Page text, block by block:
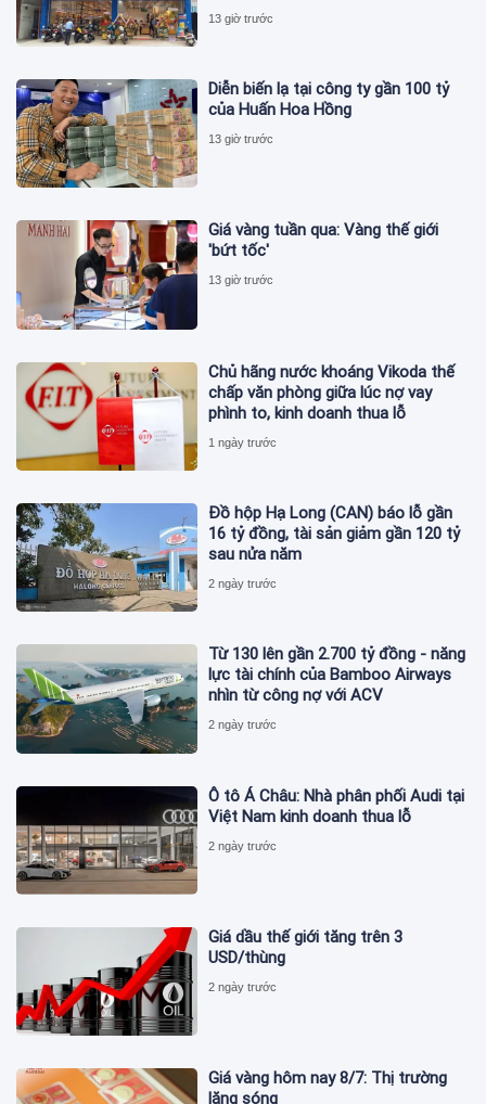
13 giờ trước
Diễn biến lạ tại công ty gần 100 tỷ
của Huấn Hoa Hồng
13 giờ trước
Giá vàng tuần qua: Vàng thế giới
'bứt tốc'
13 giờ trước
Chủ hãng nước khoáng Vikoda thế
chấp văn phòng giữa lúc nợ vay
phình to, kinh doanh thua lỗ
1 ngày trước
Đồ hộp Hạ Long (CAN) báo lỗ gần
16 tỷ đồng, tài sản giảm gần 120 tỷ
sau nửa năm
2 ngày trước
Từ 130 lên gần 2.700 tỷ đồng - năng
lực tài chính của Bamboo Airways
nhìn từ công nợ với ACV
2 ngày trước
Ô tô Á Châu: Nhà phân phối Audi tại
Việt Nam kinh doanh thua lỗ
2 ngày trước
Giá dầu thế giới tăng trên 3
USD/thùng
2 ngày trước
Giá vàng hôm nay 8/7: Thị trường
lặng sóng